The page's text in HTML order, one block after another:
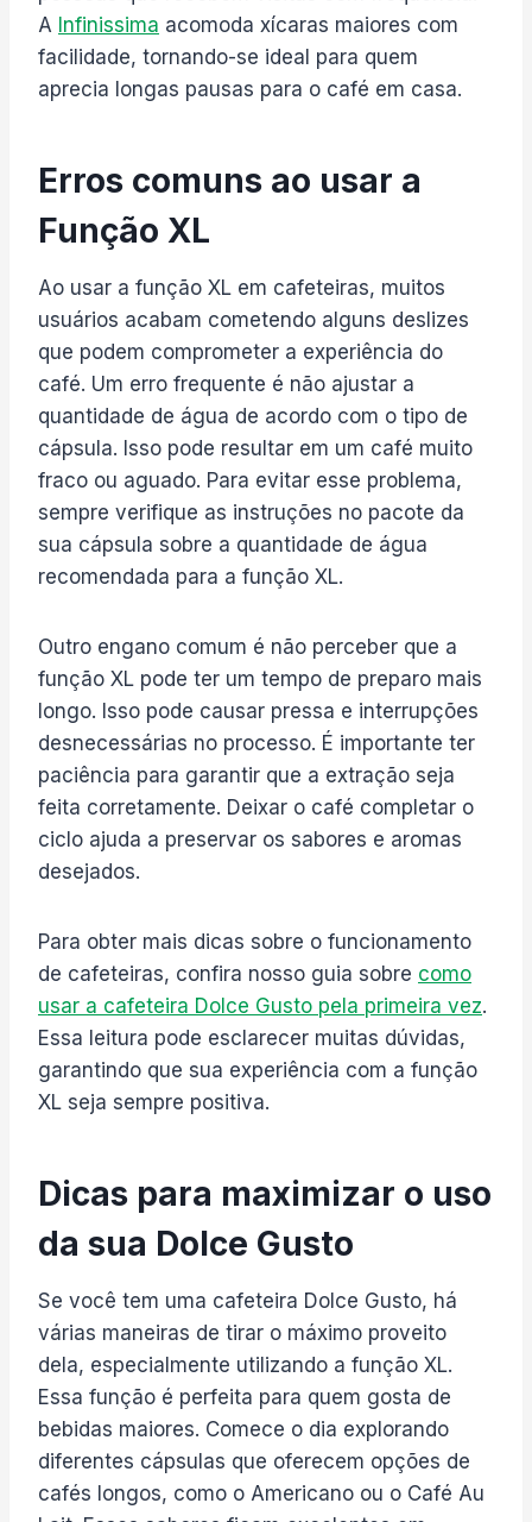
A Infinissima acomoda xícaras maiores com
facilidade, tornando-se ideal para quem
aprecia longas pausas para o café em casa.
Erros comuns ao usar a
Função XL
Ao usar a função XL em cafeteiras, muitos
usuários acabam cometendo alguns deslizes
que podem comprometer a experiência do
café. Um erro frequente é não ajustar a
quantidade de água de acordo com o tipo de
cápsula. Isso pode resultar em um café muito
fraco ou aguado. Para evitar esse problema,
sempre verifique as instruções no pacote da
sua cápsula sobre a quantidade de água
recomendada para a função XL.
Outro engano comum é não perceber que a
função XL pode ter um tempo de preparo mais
longo. Isso pode causar pressa e interrupções
desnecessárias no processo. É importante ter
paciência para garantir que a extração seja
feita corretamente. Deixar o café completar o
ciclo ajuda a preservar os sabores e aromas
desejados.
Para obter mais dicas sobre o funcionamento
de cafeteiras, confira nosso guia sobre como
usar a cafeteira Dolce Gusto pela primeira vez.
Essa leitura pode esclarecer muitas dúvidas,
garantindo que sua experiência com a função
XL seja sempre positiva.
Dicas para maximizar o uso
da sua Dolce Gusto
Se você tem uma cafeteira Dolce Gusto, há
várias maneiras de tirar o máximo proveito
dela, especialmente utilizando a função XL.
Essa função é perfeita para quem gosta de
bebidas maiores. Comece o dia explorando
diferentes cápsulas que oferecem opções de
cafés longos, como o Americano ou o Café Au